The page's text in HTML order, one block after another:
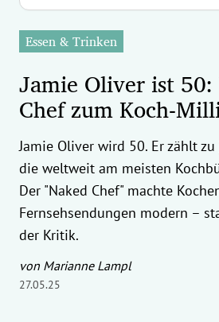
Untermenü
Untermenü
Untermenü
Untermenü
Essen & Trinken
Jamie Oliver ist 50:
Chef zum Koch-
Jamie Oliver wird 50. Er zählt
die weltweit am meisten
Der "Naked Chef" machte
Fernsehsendungen modern –
der Kritik.
von Marianne Lampl
27.05.25